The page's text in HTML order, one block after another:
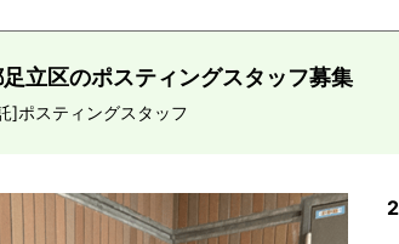
立区のポスティングスタッフ募集
]ポスティングスタッフ